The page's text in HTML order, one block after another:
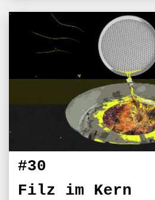
schließen
#30
Filz im Kern